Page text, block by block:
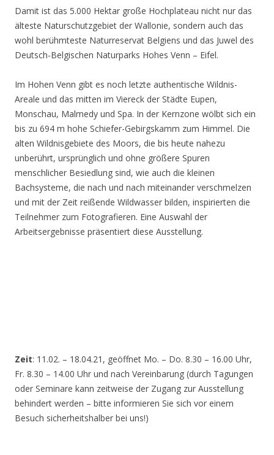
Damit ist das 5.000 Hektar große Hochplateau nicht nur das
älteste Naturschutzgebiet der Wallonie, sondern auch das
wohl berühmteste Naturreservat Belgiens und das Juwel des
Deutsch-Belgischen Naturparks Hohes Venn – Eifel.
Im Hohen Venn gibt es noch letzte authentische Wildnis-
Areale und das mitten im Viereck der Städte Eupen,
Monschau, Malmedy und Spa. In der Kernzone wölbt sich ein
bis zu 694 m hohe Schiefer-Gebirgskamm zum Himmel. Die
alten Wildnisgebiete des Moors, die bis heute nahezu
unberührt, ursprünglich und ohne größere Spuren
menschlicher Besiedlung sind, wie auch die kleinen
Bachsysteme, die nach und nach miteinander verschmelzen
und mit der Zeit reißende Wildwasser bilden, inspirierten die
Teilnehmer zum Fotografieren. Eine Auswahl der
Arbeitsergebnisse präsentiert diese Ausstellung.
Zeit: 11.02. – 18.04.21, geöffnet Mo. – Do. 8.30 – 16.00 Uhr,
Fr. 8.30 – 14.00 Uhr und nach Vereinbarung (durch Tagungen
oder Seminare kann zeitweise der Zugang zur Ausstellung
behindert werden – bitte informieren Sie sich vor einem
Besuch sicherheitshalber bei uns!)